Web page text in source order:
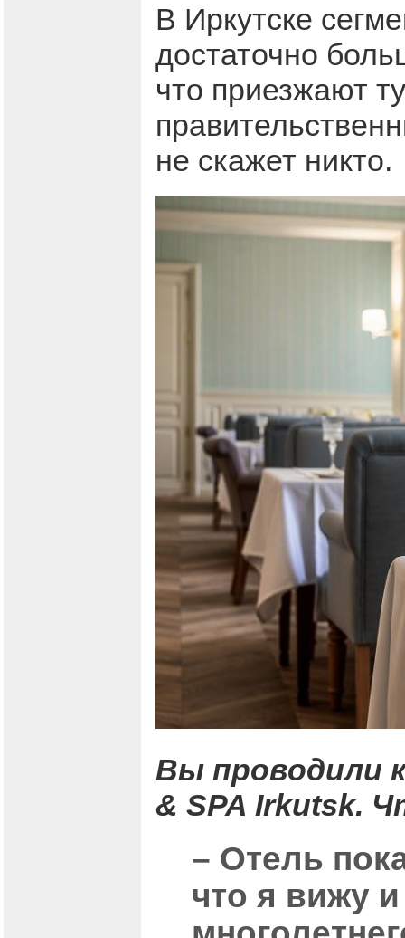
В Иркутске
достаточно
что приезжают
не скажет никто.
Вы проводили
& SPA Irkutsk.
– Отель
что я вижу